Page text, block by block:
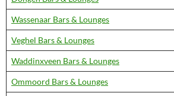
Wassenaar Bars & Lounges
Veghel Bars & Lounges
Waddinxveen Bars & Lounges
Ommoord Bars & Lounges